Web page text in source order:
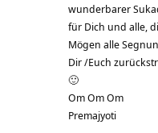
wunderbarer
für Dich und alle,
Mögen alle
Dir /Euch
🙂
Om Om Om
Premajyoti